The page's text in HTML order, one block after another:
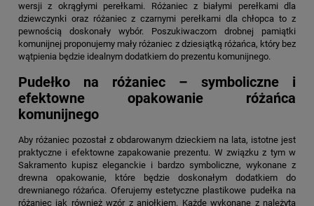
wersji z okrągłymi perełkami. Różaniec z białymi perełkami dla
dziewczynki oraz różaniec z czarnymi perełkami dla chłopca to z
pewnością doskonały wybór. Poszukiwaczom drobnej pamiątki
komunijnej proponujemy mały różaniec z dziesiątką różańca, który bez
wątpienia będzie idealnym dodatkiem do prezentu komunijnego.
Pudełko na różaniec – symboliczne i
efektowne opakowanie różańca
komunijnego
Aby różaniec pozostał z obdarowanym dzieckiem na lata, istotne jest
praktyczne i efektowne zapakowanie prezentu. W związku z tym w
Sakramento kupisz eleganckie i bardzo symboliczne, wykonane z
drewna opakowanie, które będzie doskonałym dodatkiem do
drewnianego różańca. Oferujemy estetyczne plastikowe pudełka na
różaniec jak również wzór z aniołkiem. Każde wykonane z należytą